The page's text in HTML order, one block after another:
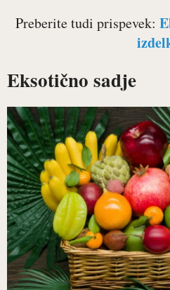
Preberite tudi prispevek:
Eksotično sadje